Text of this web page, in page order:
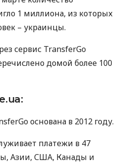
1 миллиона, из которых
– украинцы.
сервис TransferGo
домой более 100
основана в 2012 году.
платежи в 47
Азии, США, Канады и